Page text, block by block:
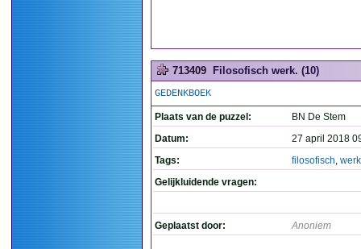
713409 Filosofisch werk. (10)
GEDENKBOEK
Plaats van de puzzel:
BN De Stem
Datum:
27 april 2018
Tags:
filosofisch, werk
Gelijkluidende vragen:
Geplaatst door: Anoniem